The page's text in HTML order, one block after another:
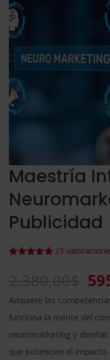
Maestría
Publicidad
valoracione
s de
clientes
(3
El
Adquiere las
funciona la mente del
neuromarketing y
que potencien el